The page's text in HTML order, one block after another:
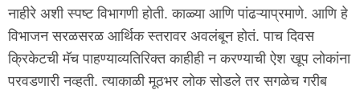
नाहीरे अशी स्पष्ट विभागणी होती. काळ्या आणि पांढऱ्याप्रमाणे. आणि हे
विभाजन सरळसरळ आर्थिक स्तरावर अवलंबून होतं. पाच दिवस
क्रिकेटची मॅच पाहण्याव्यतिरिक्त काहीही न करण्याची ऐश खूप लोकांना
परवडणारी नव्हती. त्याकाळी मूठभर लोक सोडले तर सगळेच गरीब